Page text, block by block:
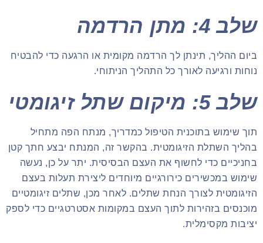
שלב 4: מתן הרדמה
ביום ההליך, תינתן לך הרדמה מקומית או הרגעה כדי להבטיח
נוחות ורגיעה לאורך כל התהליך הניתוחי.
שלב 5: מיקום שתל זיגומטי
תוך שימוש בתוכנית הטיפול כמדריך, מנתח הפה מתחיל
בהליך השתלת הזיגומטית. בהקשר זה, המנתח יבצע חתך קטן
בחניכיים כדי לחשוף את העצם הבסיסית. יתר על כן, נעשה
שימוש במכשירים כירורגיים מיוחדים ליצירת תעלות בעצם
הזיגומטית לצורך הנחת שתלים. לאחר מכן, שתלים זיגומטיים
מוכנסים בזהירות לתוך העצם במקומות אסטרטגיים כדי לספק
יציבות מקסימלית.